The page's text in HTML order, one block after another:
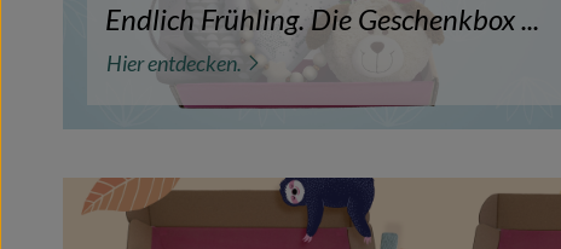
Endlich Frühling. Die Geschenkbox ...
Hier entdecken.